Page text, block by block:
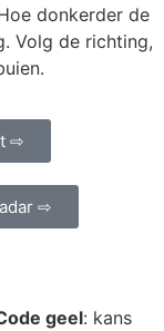
donkerder de
Volg de richting,
⇨
⇨
geel: kans